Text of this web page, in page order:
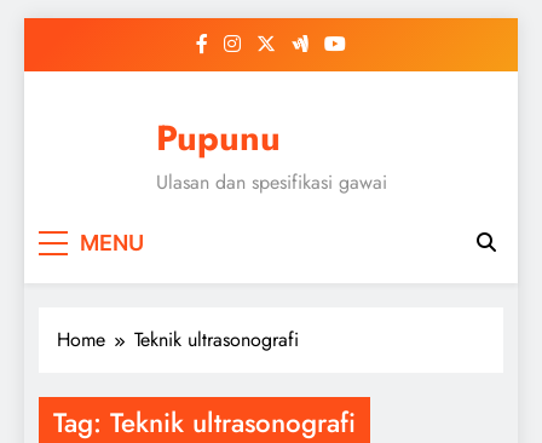
Pupunu
Ulasan dan spesifikasi gawai
MENU
Home Teknik ultrasonografi
Tag: Teknik ultrasonografi